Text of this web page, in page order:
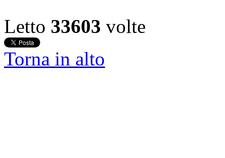
Letto 33603 volte
Torna in alto